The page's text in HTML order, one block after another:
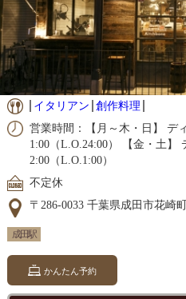
イタリアン 創作料理
営業時間：【月～木・日】 デ
1:00（L.O.24:00） 【金・土
2:00（L.O.1:00）
不定休
〒286-0033 千葉県成田市花崎
成田駅
かんたん予約